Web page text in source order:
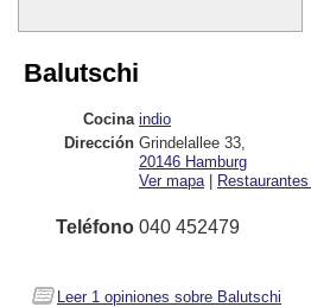
Balutschi
Cocina indio
Dirección Grindelallee 33
20146 Hamburg
Ver mapa |
Teléfono 040 452479
Leer 1 opiniones sobre Balutschi